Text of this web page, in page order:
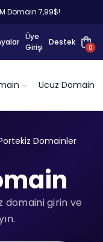
Domain 7,99$!
Üye
Girişi
Destek
0
Ucuz Domain
Domainler
domaini girin ve